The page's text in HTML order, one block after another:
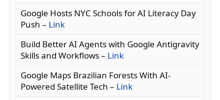
Google Hosts NYC Schools for AI Literacy Day
Push – Link
Build Better AI Agents with Google Antigravity
Skills and Workflows – Link
Google Maps Brazilian Forests With AI-
Powered Satellite Tech – Link